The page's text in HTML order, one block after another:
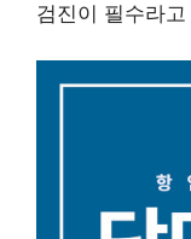
검진이 필수라